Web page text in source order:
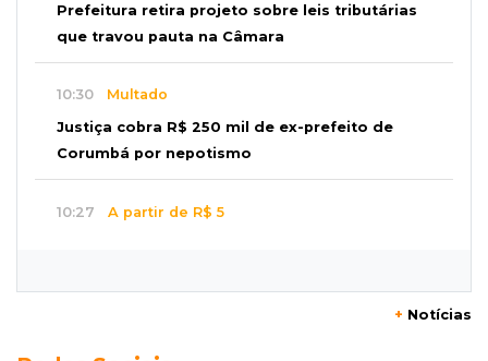
Prefeitura retira projeto sobre leis tributárias
que travou pauta na Câmara
10:30 Multado
Justiça cobra R$ 250 mil de ex-prefeito de
Corumbá por nepotismo
10:27 A partir de R$ 5
+ Notícias